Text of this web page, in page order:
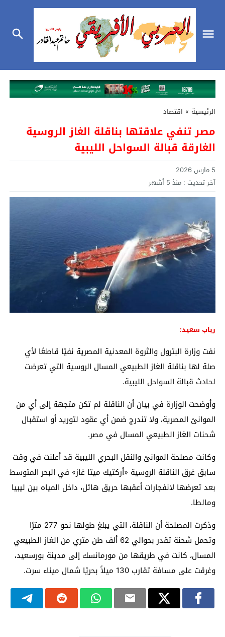
الرئيسية » اقتصاد
مصر تنفي علاقتها بناقلة الغاز الروسية
الغارقة قبالة السواحل الليبية
5 مارس 2026
آخر تحديث : منذ 5 أشهر
رباب سعيد:
نفت وزارة البترول والثروة المعدنية المصرية نفيًا قاطعًا لأي
صلة لها بناقلة الغاز الطبيعي المسال الروسية التي تعرضت
لحادث قبالة السواحل الليبية.
وأوضحت الوزارة في بيان أن الناقلة لم تكن متجهة إلى أي من
الموانئ المصرية، ولا تندرج ضمن أي عقود لتوريد أو استقبال
شحنات الغاز الطبيعي المسال في مصر.
وكانت مصلحة الموانئ والنقل البحري الليبية قد أعلنت في وقت
سابق غرق الناقلة الروسية «أركتيك ميتا غاز» في البحر المتوسط
بعد تعرضها لانفجارات أعقبها حريق هائل، داخل المياه بين ليبيا
ومالطا.
وذكرت المصلحة أن الناقلة، التي يبلغ طولها نحو 277 مترًا
وتحمل شحنة تقدر بحوالي 62 ألف طن متري من الغاز الطبيعي
المسال، كانت في طريقها من مورمانسك إلى مدينة بورسعيد،
وغرقت على مسافة تقارب 130 ميلاً بحريًا شمال ميناء
سرت.